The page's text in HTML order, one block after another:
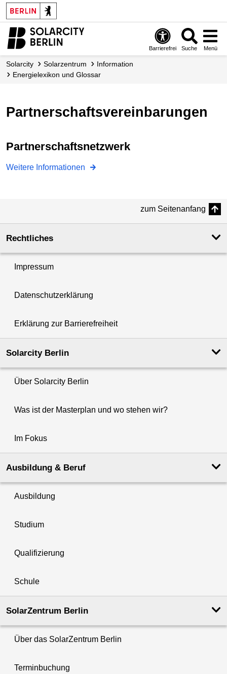
Barrierefrei Suche Menü
Solarcity Solarzentrum
Information
Energielexikon und Glossar
Partnerschaftsvereinbarungen
Partnerschaftsnetzwerk
Weitere Informationen
zum Seitenanfang
Rechtliches
Impressum
Datenschutzerklärung
Erklärung zur Barrierefreiheit
Solarcity Berlin
Über Solarcity Berlin
Was ist der Masterplan und wo stehen wir?
Im Fokus
Ausbildung & Beruf
Ausbildung
Studium
Qualifizierung
Schule
SolarZentrum Berlin
Über das SolarZentrum Berlin
Terminbuchung